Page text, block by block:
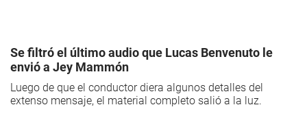
Se filtró el último audio que Lucas Benvenuto le
envió a Jey Mammón
Luego de que el conductor diera algunos detalles del
extenso mensaje, el material completo salió a la luz.